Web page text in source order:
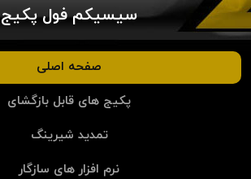
سیسیکم فول پکیج
صفحه اصلی
پکیج های قابل بازگشای
تمدید شیرینگ
نرم افزار های سازگار